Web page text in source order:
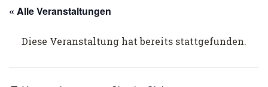
« Alle Veranstaltungen
Diese Veranstaltung hat bereits stattgefunden.